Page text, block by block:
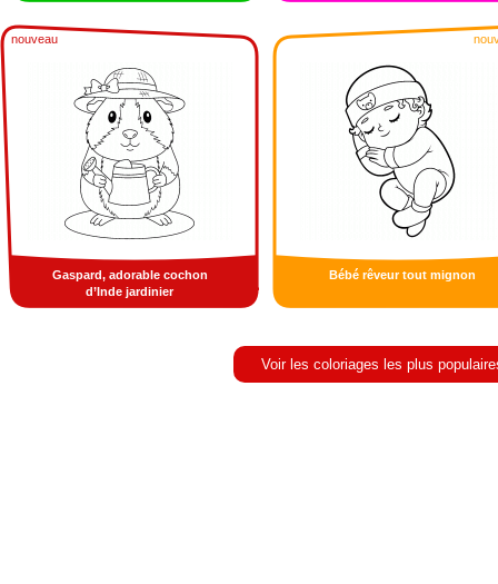
nouveau
Gaspard, adorable cochon
d’Inde jardinier
Bébé rêveur tout mignon
Voir les coloriages les plus